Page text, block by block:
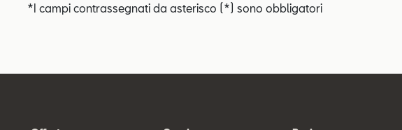
*I campi contrassegnati da asterisco (*) sono obbligatori